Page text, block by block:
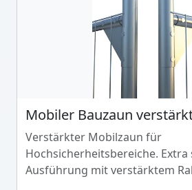
Mobiler Bauzaun
Verstärkter Mobilzaun für
Hochsicherheitsbereiche. Extra
Ausführung mit verstärktem